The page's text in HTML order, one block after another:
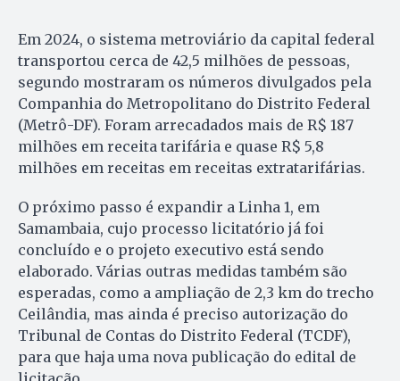
Em 2024, o sistema metroviário da capital federal
transportou cerca de 42,5 milhões de pessoas,
segundo mostraram os números divulgados pela
Companhia do Metropolitano do Distrito Federal
(Metrô-DF). Foram arrecadados mais de R$ 187
milhões em receita tarifária e quase R$ 5,8
milhões em receitas em receitas extratarifárias.
O próximo passo é expandir a Linha 1, em
Samambaia, cujo processo licitatório já foi
concluído e o projeto executivo está sendo
elaborado. Várias outras medidas também são
esperadas, como a ampliação de 2,3 km do trecho
Ceilândia, mas ainda é preciso autorização do
Tribunal de Contas do Distrito Federal (TCDF),
para que haja uma nova publicação do edital de